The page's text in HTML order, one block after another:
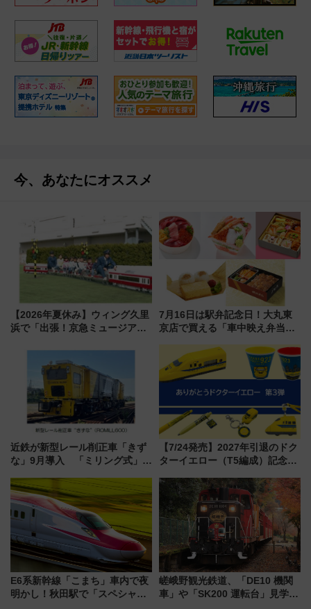
今、あなたにオススメ
【2026年夏休み】ウィング久里
浜で「出張！京急ミュージア
7月16日は駅弁記念日！大丸東
京店で買える「車中映え弁当」
近鉄が新型レール削正車「きず
な」9月導入 「ミリング式」採
化！安全性や乗り心地の向上に
貢献するだけでなく、全線区で
活躍するための仕組みも
【7/24発売】2027年引退のドク
ターイエロー（T5編成）記念グ
送の目覚まし時計など通販・販
売店舗まとめ
E6系新幹線「こまち」車内で夜
明かし！秋田駅で「スペシャル
嵯峨野観光鉄道、「DE10 機関
車」や「SK200 運転台」見学ツ